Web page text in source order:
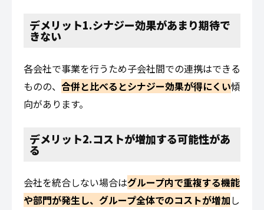
デメリット1.シナジー効果があまり期待で
きない
各会社で事業を行うため子会社間での連携はできる
ものの、 合併と比べるとシナジー効果が得にくい傾
向があります。
デメリット2.コストが増加する可能性があ
る
会社を統合しない場合はグループ内で重複する機能
や部門が発生し、グループ全体でのコストが増加し